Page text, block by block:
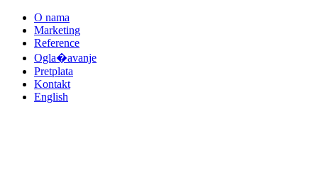
O nama
Marketing
Reference
Ogla�avanje
Pretplata
Kontakt
English